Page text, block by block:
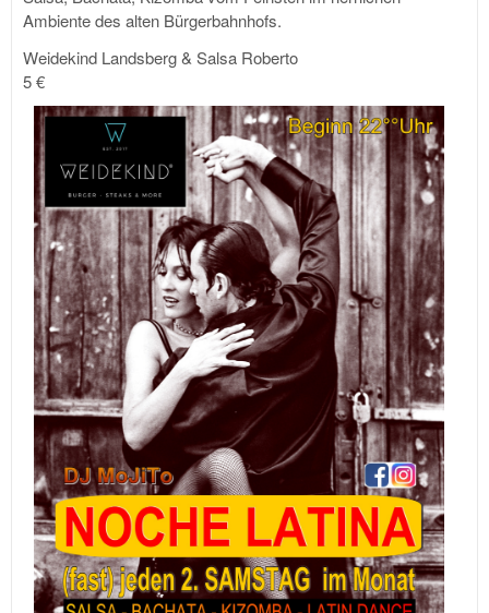
Ambiente des alten Bürgerbahnhofs.
Weidekind Landsberg & Salsa Roberto
5 €